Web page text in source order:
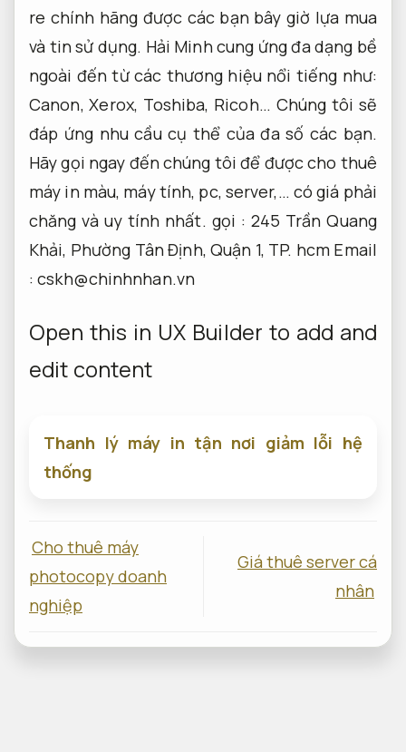
re chính hãng được các bạn bây giờ lựa mua
và tin sử dụng. Hải Minh cung ứng đa dạng bề
ngoài đến từ các thương hiệu nổi tiếng như:
Canon, Xerox, Toshiba, Ricoh… Chúng tôi sẽ
đáp ứng nhu cầu cụ thể của đa số các bạn.
Hãy gọi ngay đến chúng tôi để được cho thuê
máy in màu, máy tính, pc, server,… có giá phải
chăng và uy tính nhất. gọi : 245 Trần Quang
Khải, Phường Tân Định, Quận 1, TP. hcm Email
:cskh@chinhnhan.vn
Open this in UX Builder to add and
edit content
Thanh lý máy in tận nơi giảm lỗi hệ
thống
Cho thuê máy
photocopy doanh
nghiệp
Giá thuê server cá
nhân